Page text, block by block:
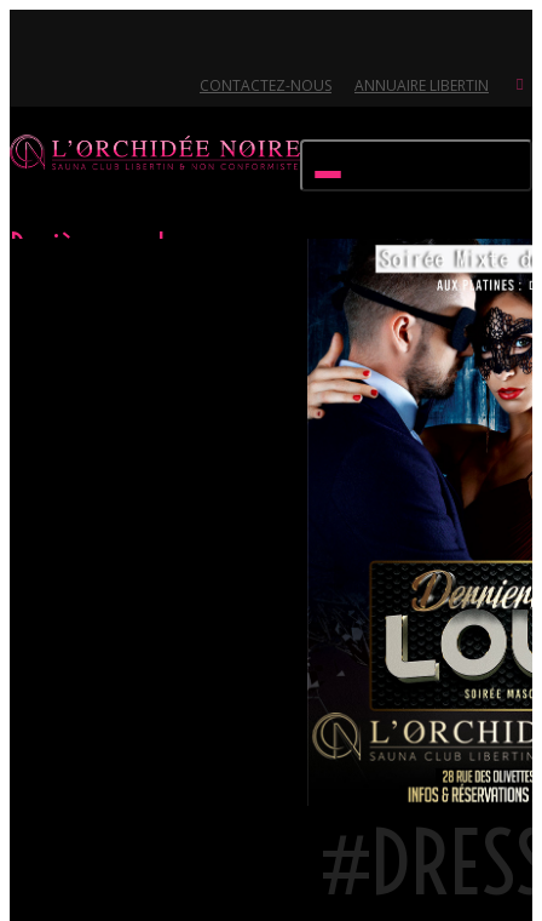
CONTACTEZ-NOUS ANNUAIRE LIBERTIN
Derrière mon loup
Ouvert 7/7 - Pour toutes informations, contactez-nous au 02.51.72.21.81